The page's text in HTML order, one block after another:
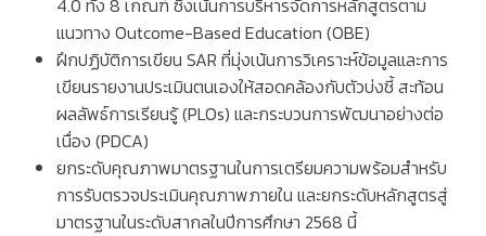
แนวทาง Outcome-Based Education (OBE)
ฝึกปฏิบัติการเขียน SAR ที่มุ่งเน้นการวิเคราะห์ข้อมูลและการ
เขียนรายงานประเมินตนเองให้สอดคล้องกับตัวบ่งชี้ สะท้อน
ผลลัพธ์การเรียนรู้ (PLOs) และกระบวนการพัฒนาอย่างต่อ
เนื่อง (PDCA)
ยกระดับคุณภาพมาตรฐานในการเตรียมความพร้อมสำหรับ
การรับตรวจประเมินคุณภาพภายใน และยกระดับหลักสูตรสู่
มาตรฐานในระดับสากลในปีการศึกษา 2568 นี้